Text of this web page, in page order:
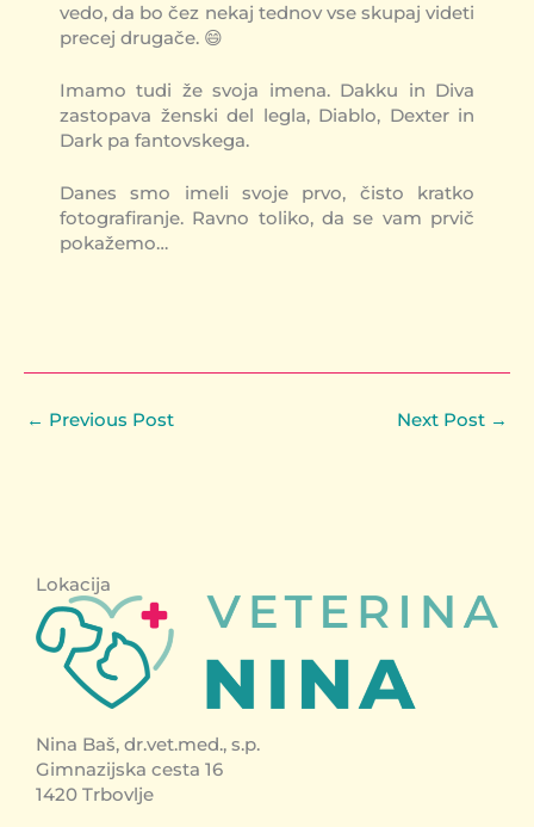
vedo, da bo čez nekaj tednov vse skupaj videti
precej drugače. 😄
Imamo tudi že svoja imena. Dakku in Diva
zastopava ženski del legla, Diablo, Dexter in
Dark pa fantovskega.
Danes smo imeli svoje prvo, čisto kratko
fotografiranje. Ravno toliko, da se vam prvič
pokažemo…
← Previous Post Next Post →
Lokacija
Nina Baš, dr.vet.med., s.p.
Gimnazijska cesta 16
1420 Trbovlje